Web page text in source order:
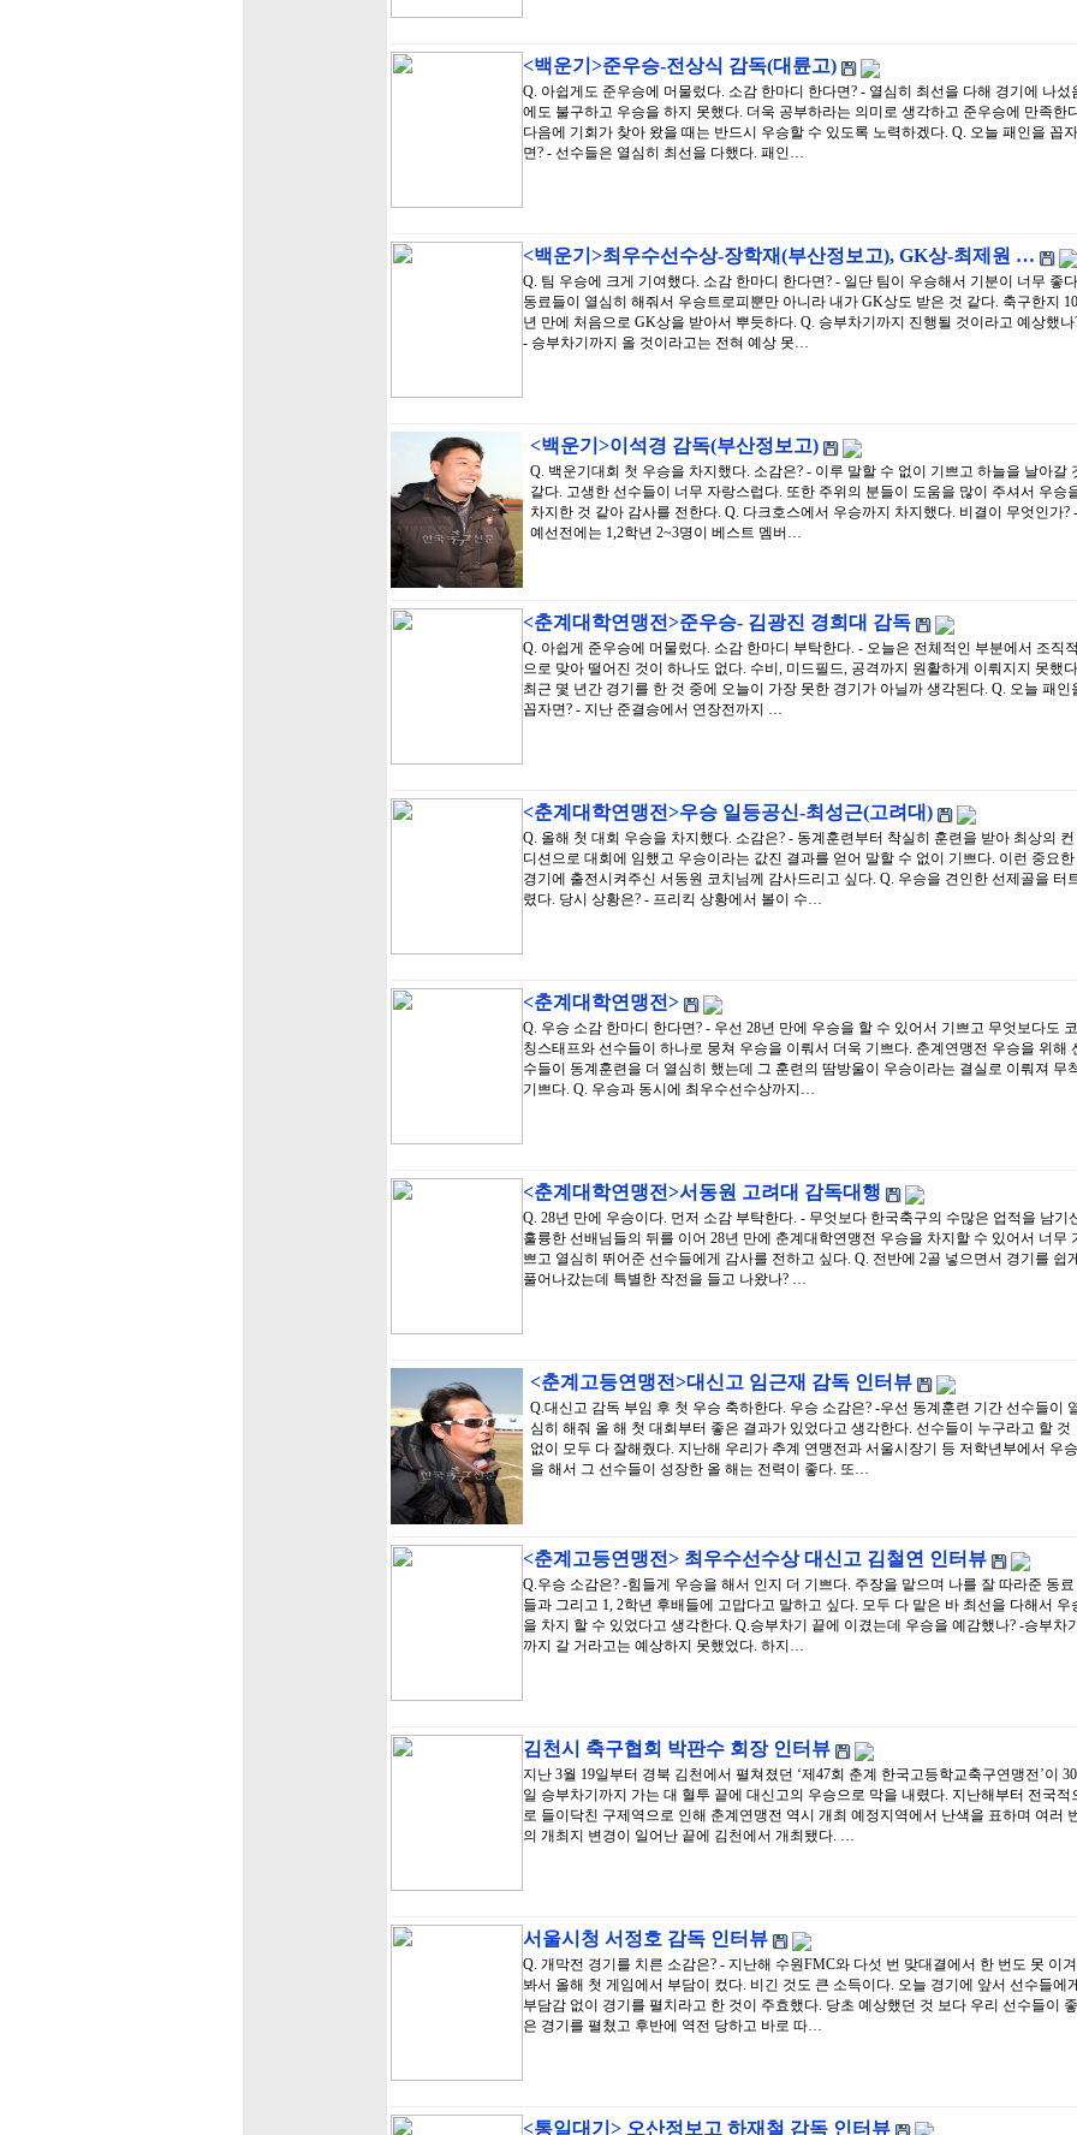
<백운기>준우승-전상식 감독(대륜고)
Q. 아쉽게도 준우승에 머물렀다. 소감 한마디 한다면? - 열심히 최선을 다해 경기에 나섰
에도 불구하고 우승을 하지 못했다. 더욱 공부하라는 의미로 생각하고 준우승에 만족한
다음에 기회가 찾아 왔을 때는 반드시 우승할 수 있도록 노력하겠다. Q. 오늘 패인을 꼽자
면? - 선수들은 열심히 최선을 다했다. 패인…
<백운기>최우수선수상-장학재(부산정보고), GK상-최제원 …
Q. 팀 우승에 크게 기여했다. 소감 한마디 한다면? - 일단 팀이 우승해서 기분이 너무 좋
동료들이 열심히 해줘서 우승트로피뿐만 아니라 내가 GK상도 받은 것 같다. 축구한지 10
년 만에 처음으로 GK상을 받아서 뿌듯하다. Q. 승부차기까지 진행될 것이라고 예상했나
- 승부차기까지 올 것이라고는 전혀 예상 못…
<백운기>이석경 감독(부산정보고)
Q. 백운기대회 첫 우승을 차지했다. 소감은? - 이루 말할 수 없이 기쁘고 하늘을 날아갈
같다. 고생한 선수들이 너무 자랑스럽다. 또한 주위의 분들이 도움을 많이 주셔서 우승
차지한 것 같아 감사를 전한다. Q. 다크호스에서 우승까지 차지했다. 비결이 무엇인가? -
예선전에는 1,2학년 2~3명이 베스트 멤버…
<춘계대학연맹전>준우승- 김광진 경희대 감독
Q. 아쉽게 준우승에 머물렀다. 소감 한마디 부탁한다. - 오늘은 전체적인 부분에서 조직
으로 맞아 떨어진 것이 하나도 없다. 수비, 미드필드, 공격까지 원활하게 이뤄지지 못했
최근 몇 년간 경기를 한 것 중에 오늘이 가장 못한 경기가 아닐까 생각된다. Q. 오늘 패인
꼽자면? - 지난 준결승에서 연장전까지 …
<춘계대학연맹전>우승 일등공신-최성근(고려대)
Q. 올해 첫 대회 우승을 차지했다. 소감은? - 동계훈련부터 착실히 훈련을 받아 최상의 컨
디션으로 대회에 임했고 우승이라는 값진 결과를 얻어 말할 수 없이 기쁘다. 이런 중요한
경기에 출전시켜주신 서동원 코치님께 감사드리고 싶다. Q. 우승을 견인한 선제골을 터
렸다. 당시 상황은? - 프리킥 상황에서 볼이 수…
<춘계대학연맹전>
Q. 우승 소감 한마디 한다면? - 우선 28년 만에 우승을 할 수 있어서 기쁘고 무엇보다도 코
칭스태프와 선수들이 하나로 뭉쳐 우승을 이뤄서 더욱 기쁘다. 춘계연맹전 우승을 위해
수들이 동계훈련을 더 열심히 했는데 그 훈련의 땀방울이 우승이라는 결실로 이뤄져 무
기쁘다. Q. 우승과 동시에 최우수선수상까지…
<춘계대학연맹전>서동원 고려대 감독대행
Q. 28년 만에 우승이다. 먼저 소감 부탁한다. - 무엇보다 한국축구의 수많은 업적을 남기
훌륭한 선배님들의 뒤를 이어 28년 만에 춘계대학연맹전 우승을 차지할 수 있어서 너무
쁘고 열심히 뛰어준 선수들에게 감사를 전하고 싶다. Q. 전반에 2골 넣으면서 경기를 쉽
풀어나갔는데 특별한 작전을 들고 나왔나? …
<춘계고등연맹전>대신고 임근재 감독 인터뷰
Q.대신고 감독 부임 후 첫 우승 축하한다. 우승 소감은? -우선 동계훈련 기간 선수들이
심히 해줘 올 해 첫 대회부터 좋은 결과가 있었다고 생각한다. 선수들이 누구라고 할 것
없이 모두 다 잘해줬다. 지난해 우리가 추계 연맹전과 서울시장기 등 저학년부에서 우승
을 해서 그 선수들이 성장한 올 해는 전력이 좋다. 또…
<춘계고등연맹전> 최우수선수상 대신고 김철연 인터뷰
Q.우승 소감은? -힘들게 우승을 해서 인지 더 기쁘다. 주장을 맡으며 나를 잘 따라준 동료
들과 그리고 1, 2학년 후배들에 고맙다고 말하고 싶다. 모두 다 맡은 바 최선을 다해서 우
을 차지 할 수 있었다고 생각한다. Q.승부차기 끝에 이겼는데 우승을 예감했나? -승부차
까지 갈 거라고는 예상하지 못했었다. 하지…
김천시 축구협회 박판수 회장 인터뷰
지난 3월 19일부터 경북 김천에서 펼쳐졌던 ‘제47회 춘계 한국고등학교축구연맹전’이 30
일 승부차기까지 가는 대 혈투 끝에 대신고의 우승으로 막을 내렸다. 지난해부터 전국적
로 들이닥친 구제역으로 인해 춘계연맹전 역시 개최 예정지역에서 난색을 표하며 여러
의 개최지 변경이 일어난 끝에 김천에서 개최됐다. …
서울시청 서정호 감독 인터뷰
Q. 개막전 경기를 치른 소감은? - 지난해 수원FMC와 다섯 번 맞대결에서 한 번도 못 이겨
봐서 올해 첫 게임에서 부담이 컸다. 비긴 것도 큰 소득이다. 오늘 경기에 앞서 선수들에
부담감 없이 경기를 펼치라고 한 것이 주효했다. 당초 예상했던 것 보다 우리 선수들이 좋
은 경기를 펼쳤고 후반에 역전 당하고 바로 따…
<통일대기> 오산정보고 하재철 감독 인터뷰